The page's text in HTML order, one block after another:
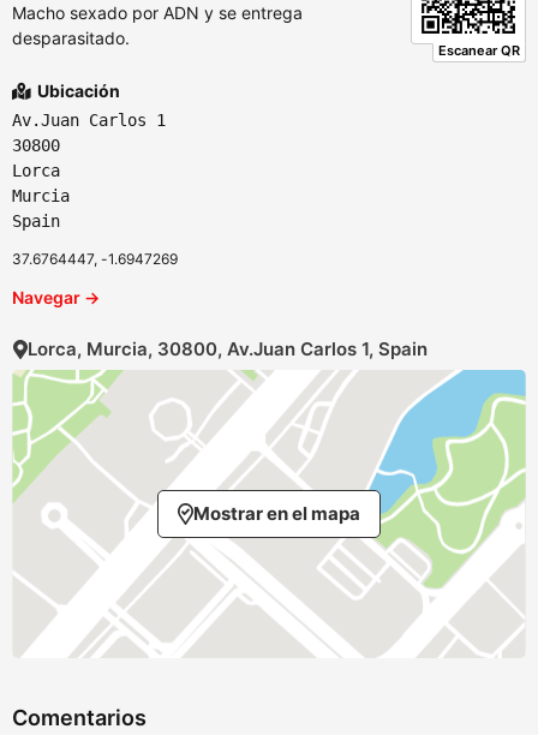
Escanear QR
Macho sexado por ADN y se entrega
desparasitado.
Ubicación
Av.Juan Carlos 1
30800
Lorca
Murcia
Spain
37.6764447, -1.6947269
Navegar →
Lorca, Murcia, 30800, Av.Juan Carlos 1, Spain
Mostrar en el mapa
Comentarios